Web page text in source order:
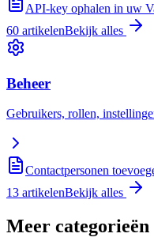
API-key ophalen in uw
60 artikelenBekijk alles
Beheer
Gebruikers, rollen,
Contactpersonen
13 artikelenBekijk alles
Meer categorieën